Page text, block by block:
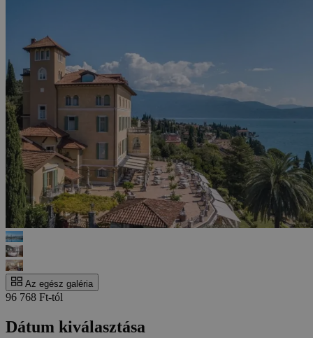
Az egész galéria
96 768 Ft-tól
Dátum kiválasztása